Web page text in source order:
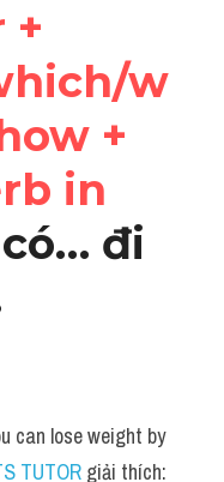
+
w
+
in
đi
can lose weight by
TUTOR giải thích: